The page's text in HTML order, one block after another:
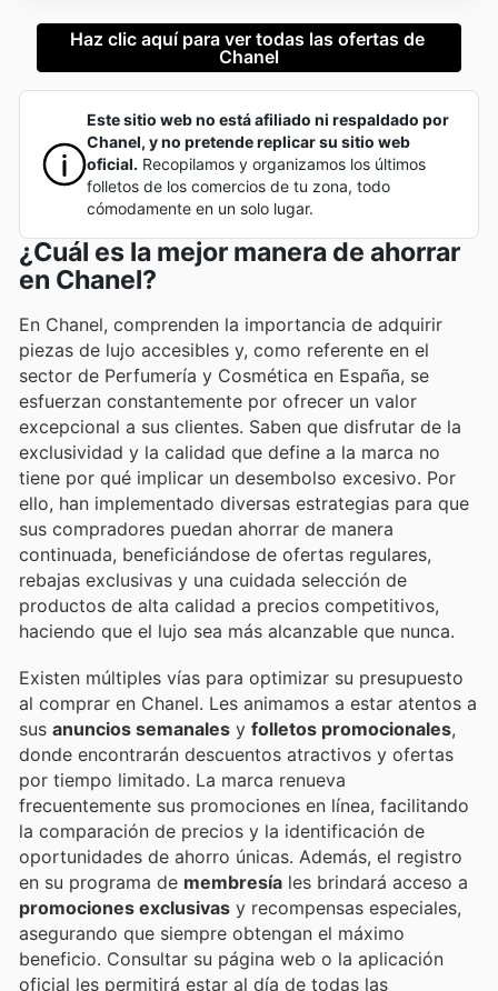
Haz clic aquí para ver todas las ofertas de
Chanel
Este sitio web no está afiliado ni respaldado por
Chanel, y no pretende replicar su sitio web
oficial. Recopilamos y organizamos los últimos
folletos de los comercios de tu zona, todo
cómodamente en un solo lugar.
¿Cuál es la mejor manera de ahorrar
en Chanel?
En Chanel, comprenden la importancia de adquirir
piezas de lujo accesibles y, como referente en el
sector de Perfumería y Cosmética en España, se
esfuerzan constantemente por ofrecer un valor
excepcional a sus clientes. Saben que disfrutar de la
exclusividad y la calidad que define a la marca no
tiene por qué implicar un desembolso excesivo. Por
ello, han implementado diversas estrategias para que
sus compradores puedan ahorrar de manera
continuada, beneficiándose de ofertas regulares,
rebajas exclusivas y una cuidada selección de
productos de alta calidad a precios competitivos,
haciendo que el lujo sea más alcanzable que nunca.
Existen múltiples vías para optimizar su presupuesto
al comprar en Chanel. Les animamos a estar atentos a
sus anuncios semanales y folletos promocionales,
donde encontrarán descuentos atractivos y ofertas
por tiempo limitado. La marca renueva
frecuentemente sus promociones en línea, facilitando
la comparación de precios y la identificación de
oportunidades de ahorro únicas. Además, el registro
en su programa de membresía les brindará acceso a
promociones exclusivas y recompensas especiales,
asegurando que siempre obtengan el máximo
beneficio. Consultar su página web o la aplicación
oficial les permitirá estar al día de todas las